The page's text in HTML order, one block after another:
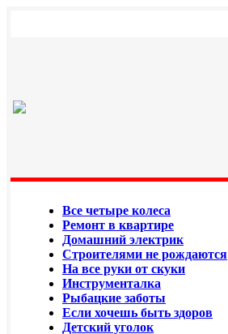
Все четыре колеса
Ремонт в квартире
Домашний электрик
Строителями не рождаются
На все руки от скуки
Инструменталка
Рыбацкие заботы
Если хочешь быть здоров
Детский уголок